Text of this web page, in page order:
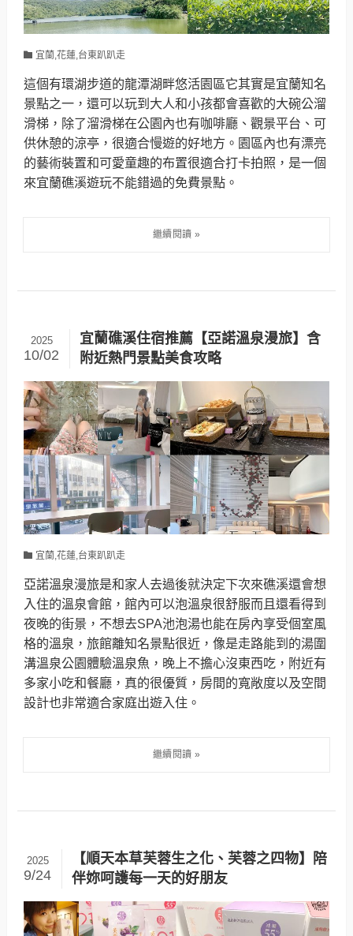
宜蘭,花蓮,台東趴趴走
這個有環湖步道的龍潭湖畔悠活園區它其實是宜蘭知名
景點之一，還可以玩到大人和小孩都會喜歡的大碗公溜
滑梯，除了溜滑梯在公園內也有咖啡廳、觀景平台、可
供休憩的涼亭，很適合慢遊的好地方。園區內也有漂亮
的藝術裝置和可愛童趣的布置很適合打卡拍照，是一個
來宜蘭礁溪遊玩不能錯過的免費景點。
宜蘭礁溪住宿推薦【亞諾溫泉漫旅】含
附近熱門景點美食攻略
2025
10/02
宜蘭,花蓮,台東趴趴走
亞諾溫泉漫旅是和家人去過後就決定下次來礁溪還會想
入住的溫泉會館，館內可以泡溫泉很舒服而且還看得到
夜晚的街景，不想去SPA池泡湯也能在房內享受個室風
格的溫泉，旅館離知名景點很近，像是走路能到的湯圍
溝溫泉公園體驗溫泉魚，晚上不擔心沒東西吃，附近有
多家小吃和餐廳，真的很優質，房間的寬敞度以及空間
設計也非常適合家庭出遊入住。
【順天本草芙蓉生之化、芙蓉之四物】陪
伴妳呵護每一天的好朋友
2025
9/24